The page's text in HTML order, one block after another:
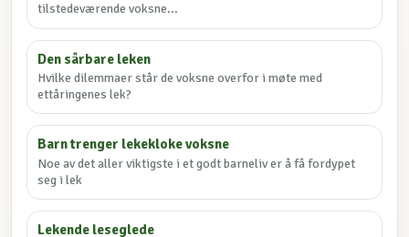
tilstedeværende voksne...
Den sårbare leken
Hvilke dilemmaer står de voksne overfor i møte med
ettåringenes lek?
Barn trenger lekekloke voksne
Noe av det aller viktigste i et godt barneliv er å få fordypet
seg i lek
Lekende leseglede